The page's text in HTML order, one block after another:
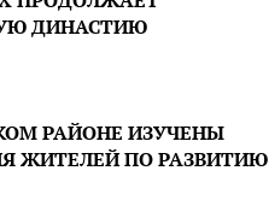
ДИНАСТИЮ
РАЙОНЕ ИЗУЧЕНЫ
ЖИТЕЛЕЙ ПО РАЗВИТИЮ